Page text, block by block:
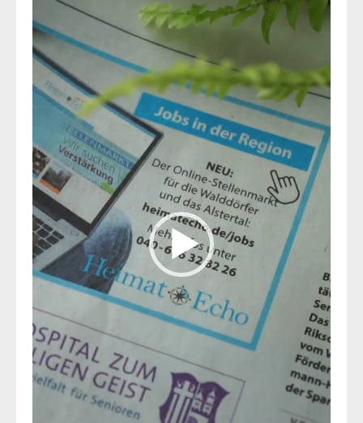
Player